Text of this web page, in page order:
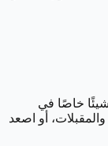
إلا أن هناك شيئًا خاصًا في
أو اصعد